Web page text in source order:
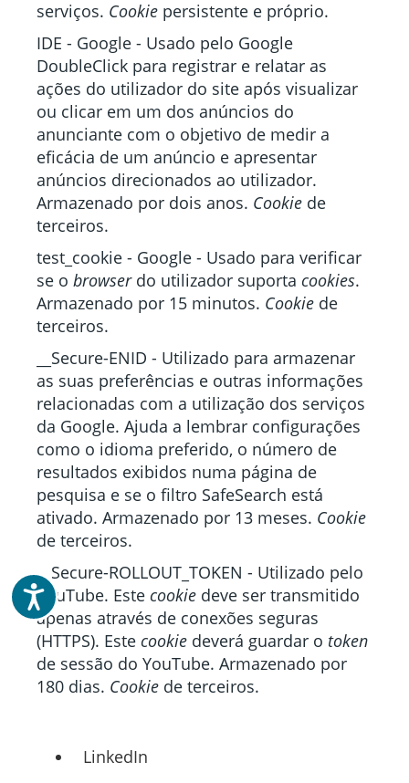
Acessibilidade
serviços. Cookie persistente e próprio.
IDE - Google - Usado pelo Google
DoubleClick para registrar e relatar as
ações do utilizador do site após visualizar
ou clicar em um dos anúncios do
anunciante com o objetivo de medir a
eficácia de um anúncio e apresentar
anúncios direcionados ao utilizador.
Armazenado por dois anos. Cookie de
terceiros.
test_cookie - Google - Usado para verificar
se o browserdo utilizador suporta cookies.
Armazenado por 15 minutos. Cookie de
terceiros.
__Secure-ENID - Utilizado para armazenar
as suas preferências e outras informações
relacionadas com a utilização dos serviços
da Google. Ajuda a lembrar configurações
como o idioma preferido, o número de
resultados exibidos numa página de
pesquisa e se o filtro SafeSearch está
ativado. Armazenado por 13 meses. Cookie
de terceiros.
__Secure-ROLLOUT_TOKEN - Utilizado pelo
YouTube. Este cookie deve ser transmitido
apenas através de conexões seguras
(HTTPS). Este cookie deverá guardar o token
de sessão do YouTube. Armazenado por
180 dias. Cookie de terceiros.
LinkedIn